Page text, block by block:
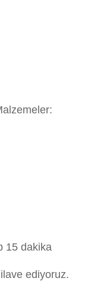
15 dakika
ediyoruz.